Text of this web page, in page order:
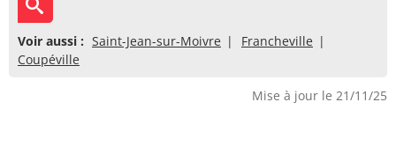
Voir aussi : Saint-Jean-sur-Moivre
Francheville
Coupéville
Mise à jour le 21/11/25